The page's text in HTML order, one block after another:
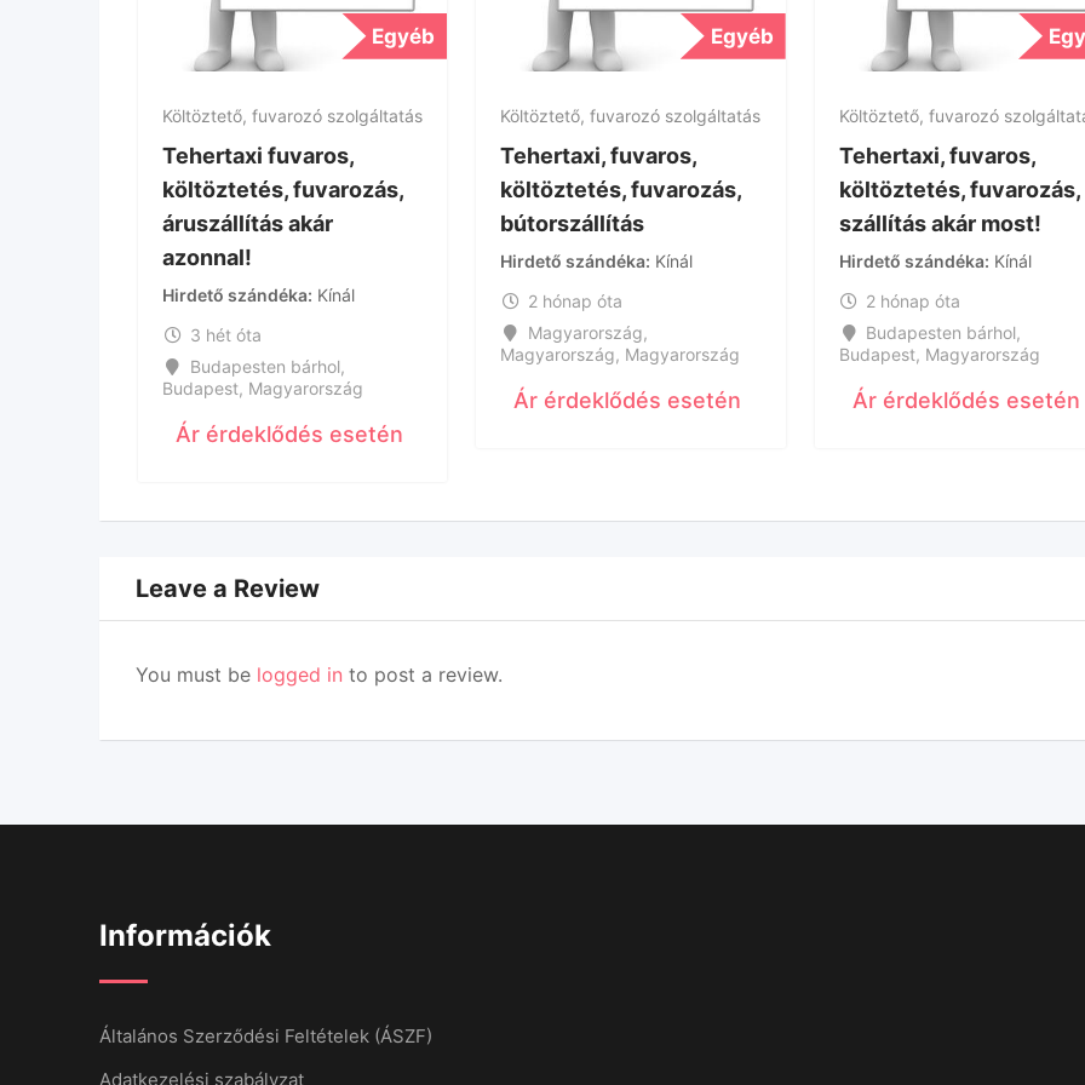
Egyéb
Költöztető, fuvarozó szolgáltatás
Tehertaxi fuvaros,
költöztetés, fuvarozás,
áruszállítás akár
azonnal!
Hirdető szándéka Kínál
3 hét óta
Budapesten bárhol,
Budapest, Magyarország
Ár érdeklődés esetén
Egyéb
Költöztető, fuvarozó szolgáltatás
Tehertaxi, fuvaros,
költöztetés, fuvarozás,
bútorszállítás
Hirdető szándéka Kínál
2 hónap óta
Magyarország,
Magyarország, Magyarország
Ár érdeklődés esetén
Költöztető, fuvarozó
Tehertaxi, fuvaros,
költöztetés, fuvarozás,
szállítás akár most!
Hirdető szándéka Kínál
2 hónap óta
Budapesten bárhol,
Budapest, Magyarország
Ár érdeklődés esetén
Leave a Review
You must be logged in to post a review.
Információk
Általános Szerződési Feltételek (ÁSZF)
Adatkezelési szabályzat